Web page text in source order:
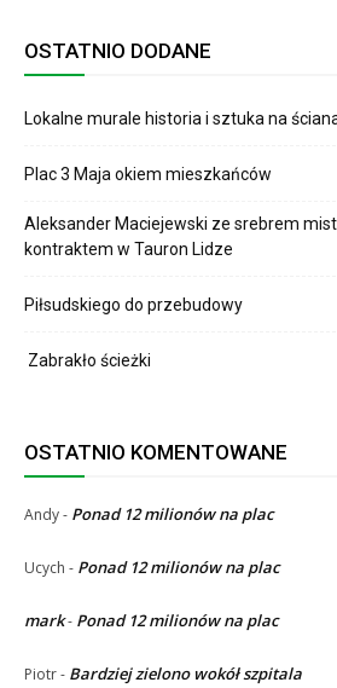
OSTATNIO DODANE
Lokalne murale historia i sztuka na
Plac 3 Maja okiem mieszkańców
Aleksander Maciejewski ze srebrem
kontraktem w Tauron Lidze
Piłsudskiego do przebudowy
Zabrakło ścieżki
OSTATNIO KOMENTOWANE
Andy- Ponad 12 milionów na plac
Ucych - Ponad 12 milionów na plac
mark- Ponad 12 milionów na plac
Piotr- Bardziej zielono wokół szpitala